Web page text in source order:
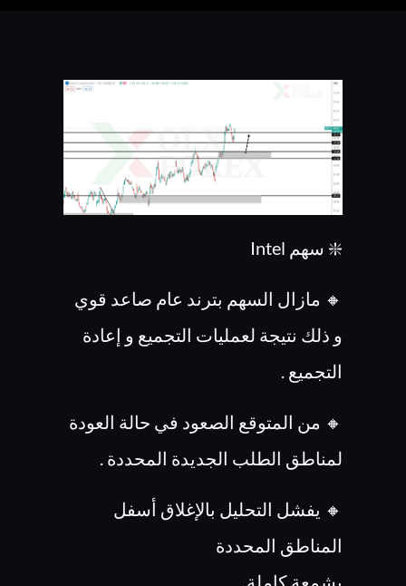
❇️ سهم Intel
🔸 مازال السهم بترند عام صاعد قوي
و ذلك نتيجة لعمليات التجميع و إعادة
التجميع .
🔸 من المتوقع الصعود في حالة العودة
لمناطق الطلب الجديدة المحددة .
🔸 يفشل التحليل بالإغلاق أسفل
المناطق المحددة